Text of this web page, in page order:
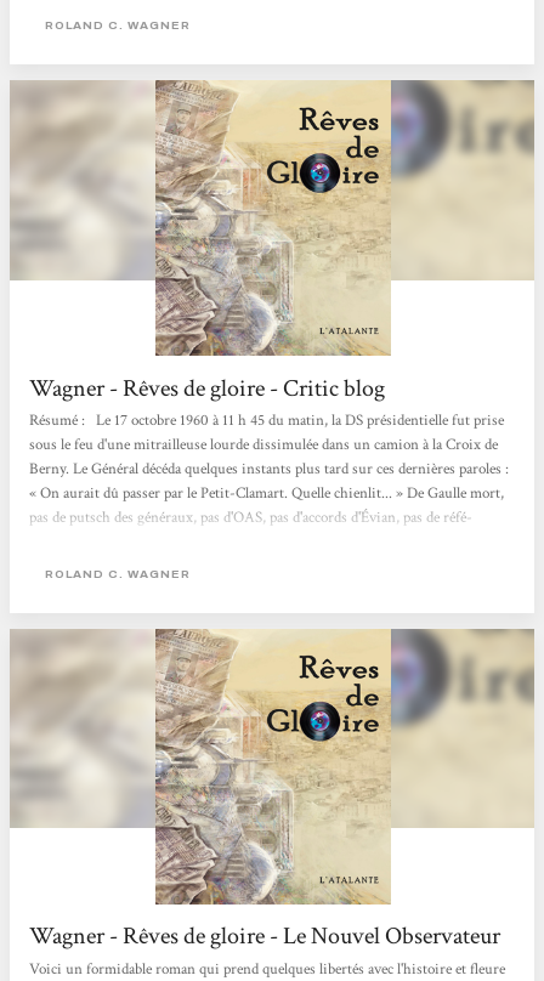
seulement vous dire que :* ça se passe en Algérie entre 1961 et nos jours.* ce
incroyablement différente.*...
ROLAND C. WAGNER
Wagner - Rêves de gloire - Critic blog
Résumé : Le 17 octobre 1960 à 11 h 45 du matin, la DS présidentielle fut prise
sous le feu d'une mitrail­leuse lourde dissimulée dans un camion à la Croix de
Berny. Le Général décéda quelques instants plus tard sur ces dernières paroles :
« On aurait dû passer par le Petit-Clamart. Quelle chienlit... » De Gaulle mort,
pas de putsch des généraux, pas d'OAS, pas d'accords d'Évian, pas de réfé­
tionneur de disques pour une pièce...
ROLAND C. WAGNER
Wagner - Rêves de gloire - Le Nouvel Observateur
Voici un formidable roman qui prend quelques libertés avec l'histoire et fleure